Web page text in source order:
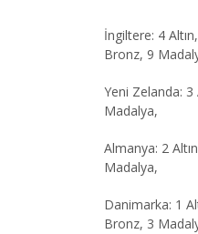
İngiltere: 4
Bronz, 9
Yeni Zelanda: 3
Madalya,
Almanya: 2
Madalya,
Danimarka: 1
Bronz, 3